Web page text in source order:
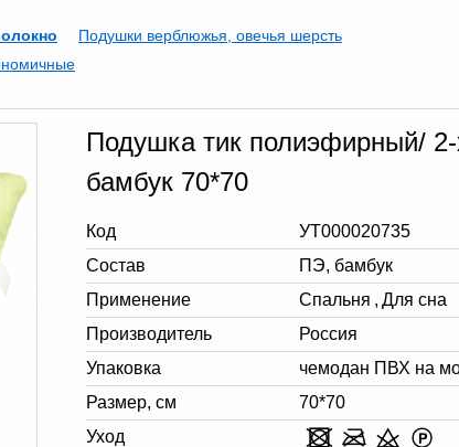
Подушки верблюжья, овечья шерсть
Подушка тик полиэфирный/
бамбук 70*70
Код
УТ000020735
Состав
ПЭ, бамбук
Применение
Спальня , Для сна
Производитель
Россия
Упаковка
чемодан ПВХ на
Размер, см
70*70
Уход